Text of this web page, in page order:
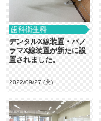
歯科衛生科
デンタルX線装置・パノ
ラマX線装置が新たに設
置されました。
2022/09/27 (火)